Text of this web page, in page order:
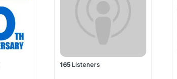
165 Listeners